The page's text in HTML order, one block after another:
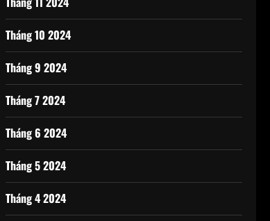
Tháng 10 2024
Tháng 9 2024
Tháng 7 2024
Tháng 6 2024
Tháng 5 2024
Tháng 4 2024